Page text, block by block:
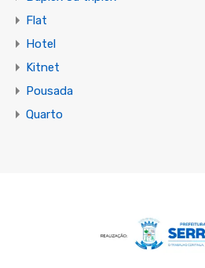
Flat
Hotel
Kitnet
Pousada
Quarto